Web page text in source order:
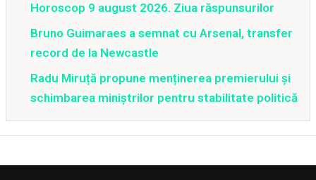
Horoscop 9 august 2026. Ziua răspunsurilor
Bruno Guimaraes a semnat cu Arsenal, transfer
record de la Newcastle
Radu Miruță propune menținerea premierului și
schimbarea miniștrilor pentru stabilitate politică